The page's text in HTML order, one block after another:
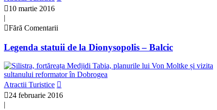
10 martie 2016
|
Fără Comentarii
Legenda statuii de la Dionysopolis – Balcic
Atractii Turistice
24 februarie 2016
|